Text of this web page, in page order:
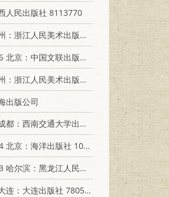
人民出版社 8113770
江人民美术出版社 7534002958
京：中国文联出版公司 8355649
江人民美术出版社 7534000939
出版公司
西南交通大学出版社 7810222864
京：海洋出版社 10193·0382
滨：黑龙江人民出版社 R7093·748
：大连出版社 7805551464